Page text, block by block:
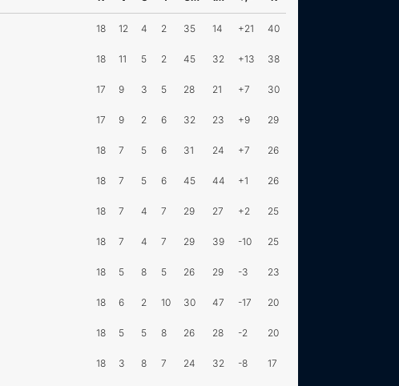
18 12 4 2 35 14 +21 40
18 11 5 2 45 32 +13 38
17 9 3 5 28 21 +7 30
17 9 2 6 32 23 +9 29
18 7 5 6 31 24 +7 26
18 7 5 6 45 44 +1 26
18 7 4 7 29 27 +2 25
18 7 4 7 29 39 -10 25
18 5 8 5 26 29 -3 23
18 6 2 10 30 47 -17 20
18 5 5 8 26 28 -2 20
18 3 8 7 24 32 -8 17